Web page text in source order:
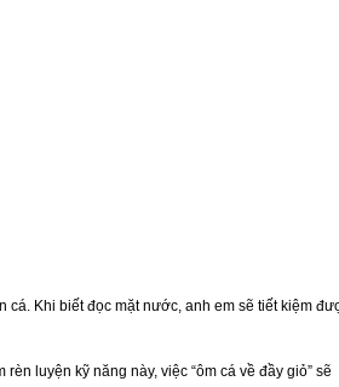
Khi biết đọc mặt nước, anh em sẽ tiết kiệm
luyện kỹ năng này, việc “ôm cá về đầy giỏ” sẽ